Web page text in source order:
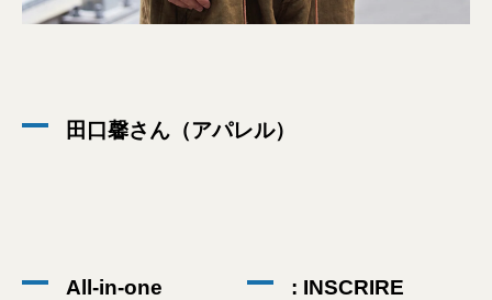
田口馨さん（アパレル）
All-in-one : INSCRIRE